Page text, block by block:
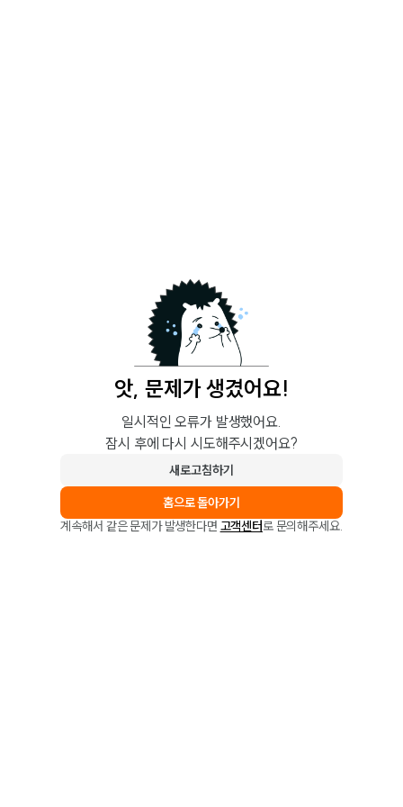
앗, 문제가 생겼어요!
일시적인 오류가 발생했어요.
잠시 후에 다시 시도해주시겠어요?
새로고침하기
홈으로 돌아가기
계속해서 같은 문제가 발생한다면 고객센터로 문의해주세요.